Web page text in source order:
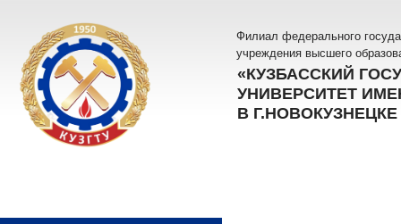
Филиал федерального
учреждения высшего
«КУЗБАССКИЙ
УНИВЕРСИТЕТ
В Г.НОВОКУЗНЕЦКЕ